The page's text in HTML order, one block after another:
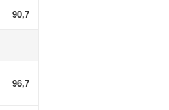
90,7
96,7